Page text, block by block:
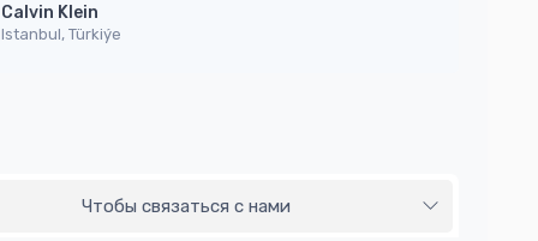
Calvin Klein
Istanbul, Türkiýe
Чтобы связаться с нами